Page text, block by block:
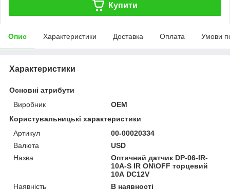
Купити
Опис Характеристики Доставка Оплата Умови
Характеристики
Основні атрибути
Виробник
OEM
Користувальницькі характеристики
Артикул
00-00020334
Валюта
USD
Назва
Оптичний датчик DP-06-IR-
10A-S IR ON\OFF торцевий
10А DC12V
Наявність
В наявності